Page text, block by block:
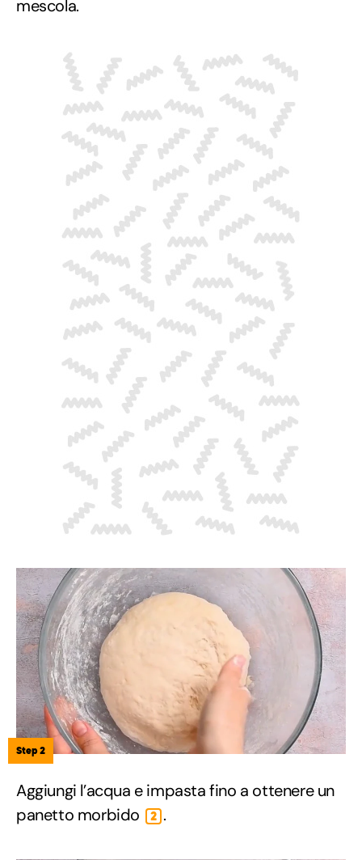
mescola.
Step 2
Aggiungi l’acqua e impasta fino a ottenere un
panetto morbido
2 .